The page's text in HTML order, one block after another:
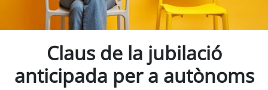
Claus de la jubilació
anticipada per a autònoms